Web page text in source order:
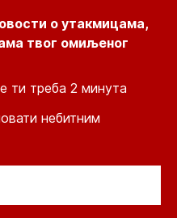
о утакмицама,
твог омиљеног
ти треба 2 минута
небитним